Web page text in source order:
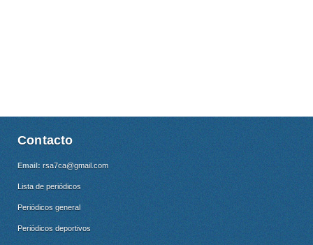
Contacto
Email: rsa7ca@gmail.com
Lista de periódicos
Periódicos general
Periódicos deportivos